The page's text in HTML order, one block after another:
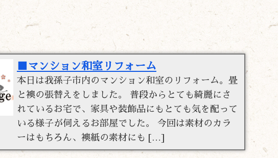
■マンション和室リフォーム
本日は我孫子市内のマンション和室のリフォーム。畳
と襖の張替えをしました。 普段からとても綺麗にさ
れているお宅で、家具や装飾品にもとても気を配って
いる様子が伺えるお部屋でした。 今回は素材のカラ
ーはもちろん、襖紙の素材にも […]